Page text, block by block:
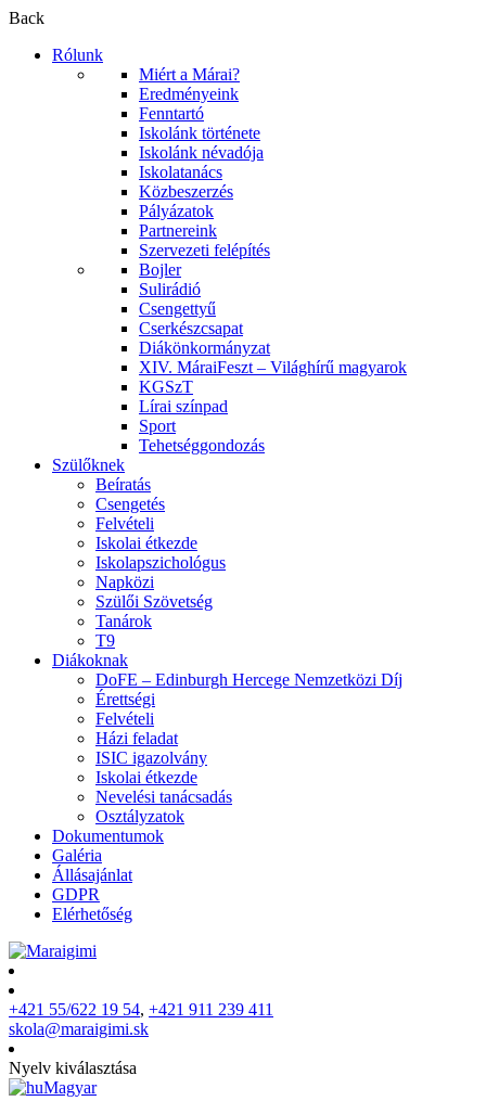
Back
Rólunk
Miért a Márai?
Eredményeink
Fenntartó
Iskolánk története
Iskolánk névadója
Iskolatanács
Közbeszerzés
Pályázatok
Partnereink
Szervezeti felépítés
Bojler
Sulirádió
Csengettyű
Cserkészcsapat
Diákönkormányzat
XIV. MáraiFeszt – Világhírű magyarok
KGSzT
Lírai színpad
Sport
Tehetséggondozás
Szülőknek
Beíratás
Csengetés
Felvételi
Iskolai étkezde
Iskolapszichológus
Napközi
Szülői Szövetség
Tanárok
T9
Diákoknak
DoFE – Edinburgh Hercege Nemzetközi Díj
Érettségi
Felvételi
Házi feladat
ISIC igazolvány
Iskolai étkezde
Nevelési tanácsadás
Osztályzatok
Dokumentumok
Galéria
Állásajánlat
GDPR
Elérhetőség
+421 55/622 19 54, +421 911 239 411
skola@maraigimi.sk
Nyelv kiválasztása
Magyar